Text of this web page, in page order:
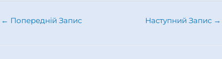
← Попередній Запис Наступний Запис →